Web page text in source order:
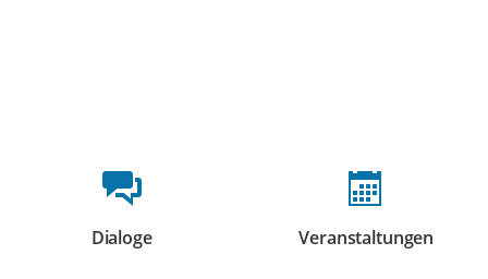
Beteiligungsformate
Dialoge Veranstaltungen